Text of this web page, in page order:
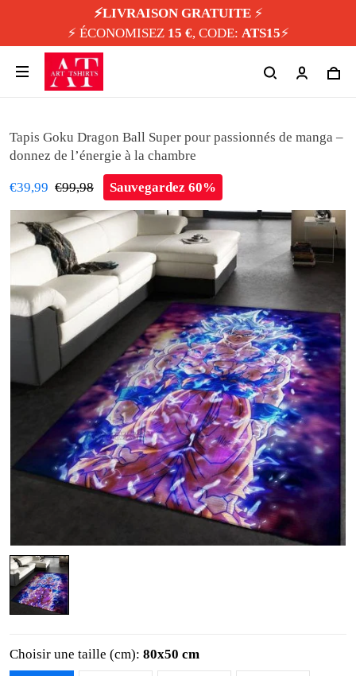
⚡️LIVRAISON GRATUITE⚡️
⚡️ ÉCONOMISEZ 15 €, CODE: ATS15⚡️
Tapis Goku Dragon Ball Super pour passionnés de manga –
donnez de l’énergie à la chambre
€39,99 €99,98 Sauvegardez 60%
Choisir une taille (cm): 80x50 cm